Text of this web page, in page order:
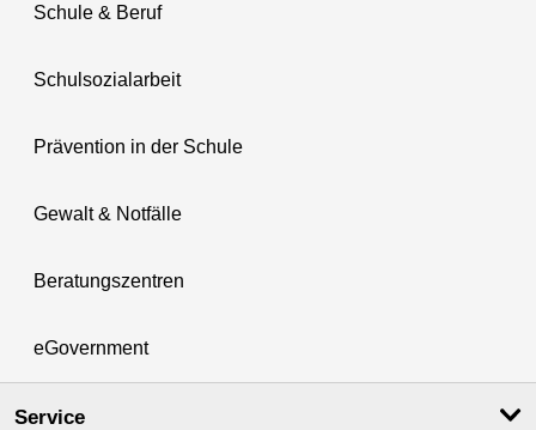
Schule & Beruf
Schulsozialarbeit
Prävention in der Schule
Gewalt & Notfälle
Beratungszentren
eGovernment
Service